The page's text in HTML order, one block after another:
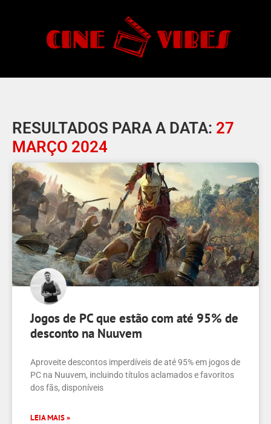
RESULTADOS PARA A DATA: 27
MARÇO 2024
Jogos de PC que estão com até 95% de
desconto na Nuuvem
Aproveite descontos imperdíveis de até 95% em jogos de
PC na Nuuvem, incluindo títulos aclamados e favoritos
dos fãs, disponíveis
LEIA MAIS »